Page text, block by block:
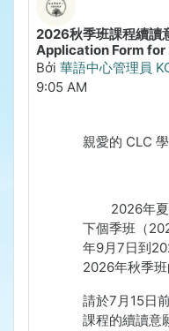
2026秋季班課程續讀
Application Form
Bởi 華語中心管理員
9:05 AM
親愛的 CLC
2026年
下個季班（
年9月7日到
2026年秋季班
請於7月 15日
課程的續讀意